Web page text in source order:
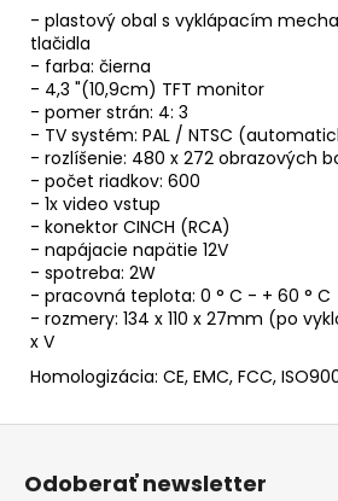
- plastový obal s vyklápacím
tlačidla
- farba: čierna
- 4,3 "(10,9cm) TFT monitor
- pomer strán: 4: 3
- TV systém: PAL / NTSC
- rozlíšenie: 480 x 272 obrazových
- počet riadkov: 600
- 1x video vstup
- konektor CINCH (RCA)
- napájacie napätie 12V
- spotreba: 2W
- pracovná teplota: 0 ° C - + 60 ° C
- rozmery: 134 x 110 x 27mm (po
x V
Homologizácia: CE, EMC, FCC,
Odoberať newsletter